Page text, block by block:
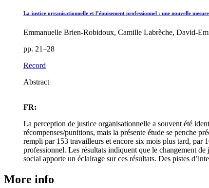
La justice organisationnelle et l’épuisement professionnel : une nouvelle
Emmanuelle Brien‐Robidoux, Camille Labrèche,
pp. 21–28
Record
Abstract
FR:
La perception de justice organisationnelle a souvent été
récompenses/punitions, mais la présente étude se penche
rempli par 153 travailleurs et encore six mois plus tard, par
professionnel. Les résultats indiquent que le changement
social apporte un éclairage sur ces résultats. Des pistes
More info